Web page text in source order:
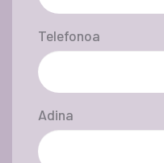
Telefonoa
Adina